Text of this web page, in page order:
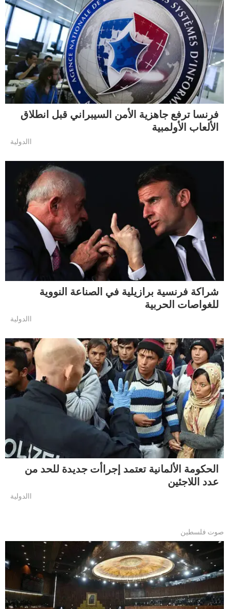
فرنسا ترفع جاهزية الأمن السيبراني قبل انطلاق
الألعاب الأولمبية
االدولية
شراكة فرنسية برازيلية في الصناعة النووية
للغواصات الحربية
االدولية
الحكومة الألمانية تعتمد إجراأت جديدة للحد من
عدد اللاجئين
االدولية
صوت فلسطين